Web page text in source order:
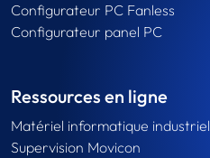
Configurateur PC Fanless
Configurateur panel PC
Ressources en ligne
Matériel informatique industriel
Supervision Movicon